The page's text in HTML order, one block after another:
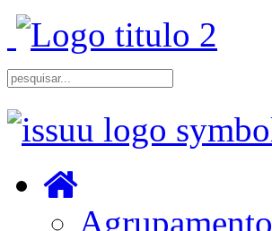
Agrupamento